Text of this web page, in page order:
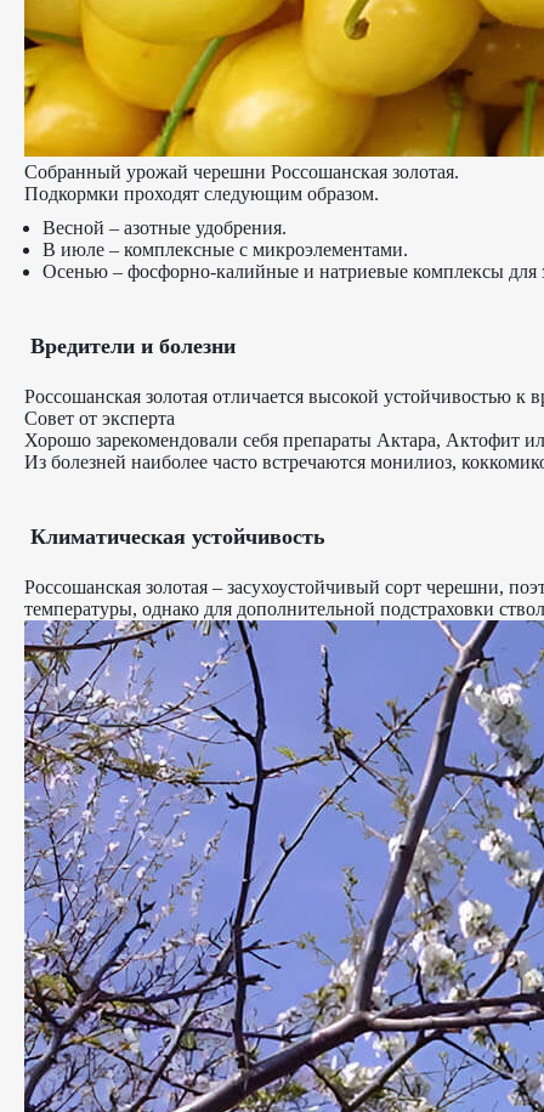
Собранный урожай черешни Россошанская золотая.
Подкормки проходят следующим образом.
Весной – азотные удобрения.
В июле – комплексные с микроэлементами.
Осенью – фосфорно-калийные и натриевые комплексы для
Вредители и болезни
Россошанская золотая отличается высокой устойчивостью
Совет от эксперта
Хорошо зарекомендовали себя препараты Актара, Актофит
Из болезней наиболее часто встречаются монилиоз,
Климатическая устойчивость
Россошанская золотая – засухоустойчивый сорт черешни,
температуры, однако для дополнительной подстраховки